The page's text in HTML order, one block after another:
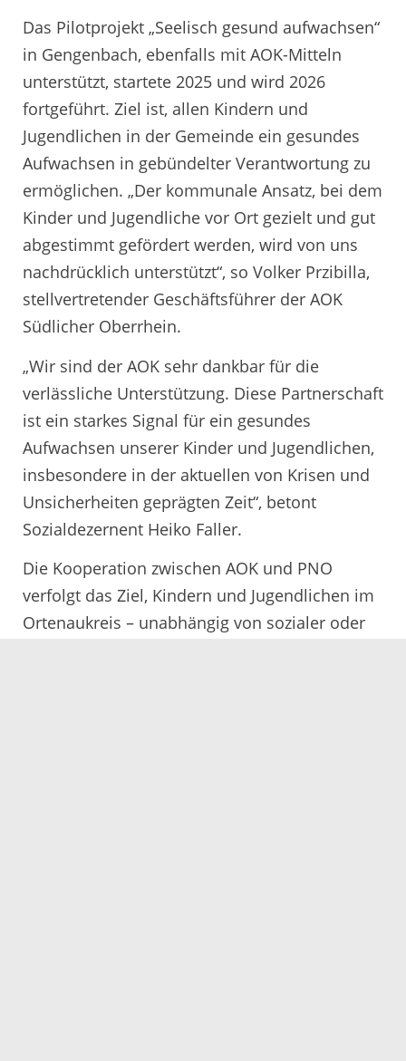
Das Pilotprojekt „Seelisch gesund aufwachsen“
in Gengenbach, ebenfalls mit AOK-Mitteln
unterstützt, startete 2025 und wird 2026
fortgeführt. Ziel ist, allen Kindern und
Jugendlichen in der Gemeinde ein gesundes
Aufwachsen in gebündelter Verantwortung zu
ermöglichen. „Der kommunale Ansatz, bei dem
Kinder und Jugendliche vor Ort gezielt und gut
abgestimmt gefördert werden, wird von uns
nachdrücklich unterstützt“, so Volker Przibilla,
stellvertretender Geschäftsführer der AOK
Südlicher Oberrhein.
„Wir sind der AOK sehr dankbar für die
verlässliche Unterstützung. Diese Partnerschaft
ist ein starkes Signal für ein gesundes
Aufwachsen unserer Kinder und Jugendlichen,
insbesondere in der aktuellen von Krisen und
Unsicherheiten geprägten Zeit“, betont
Sozialdezernent Heiko Faller.
Die Kooperation zwischen AOK und PNO
verfolgt das Ziel, Kindern und Jugendlichen im
Ortenaukreis – unabhängig von sozialer oder